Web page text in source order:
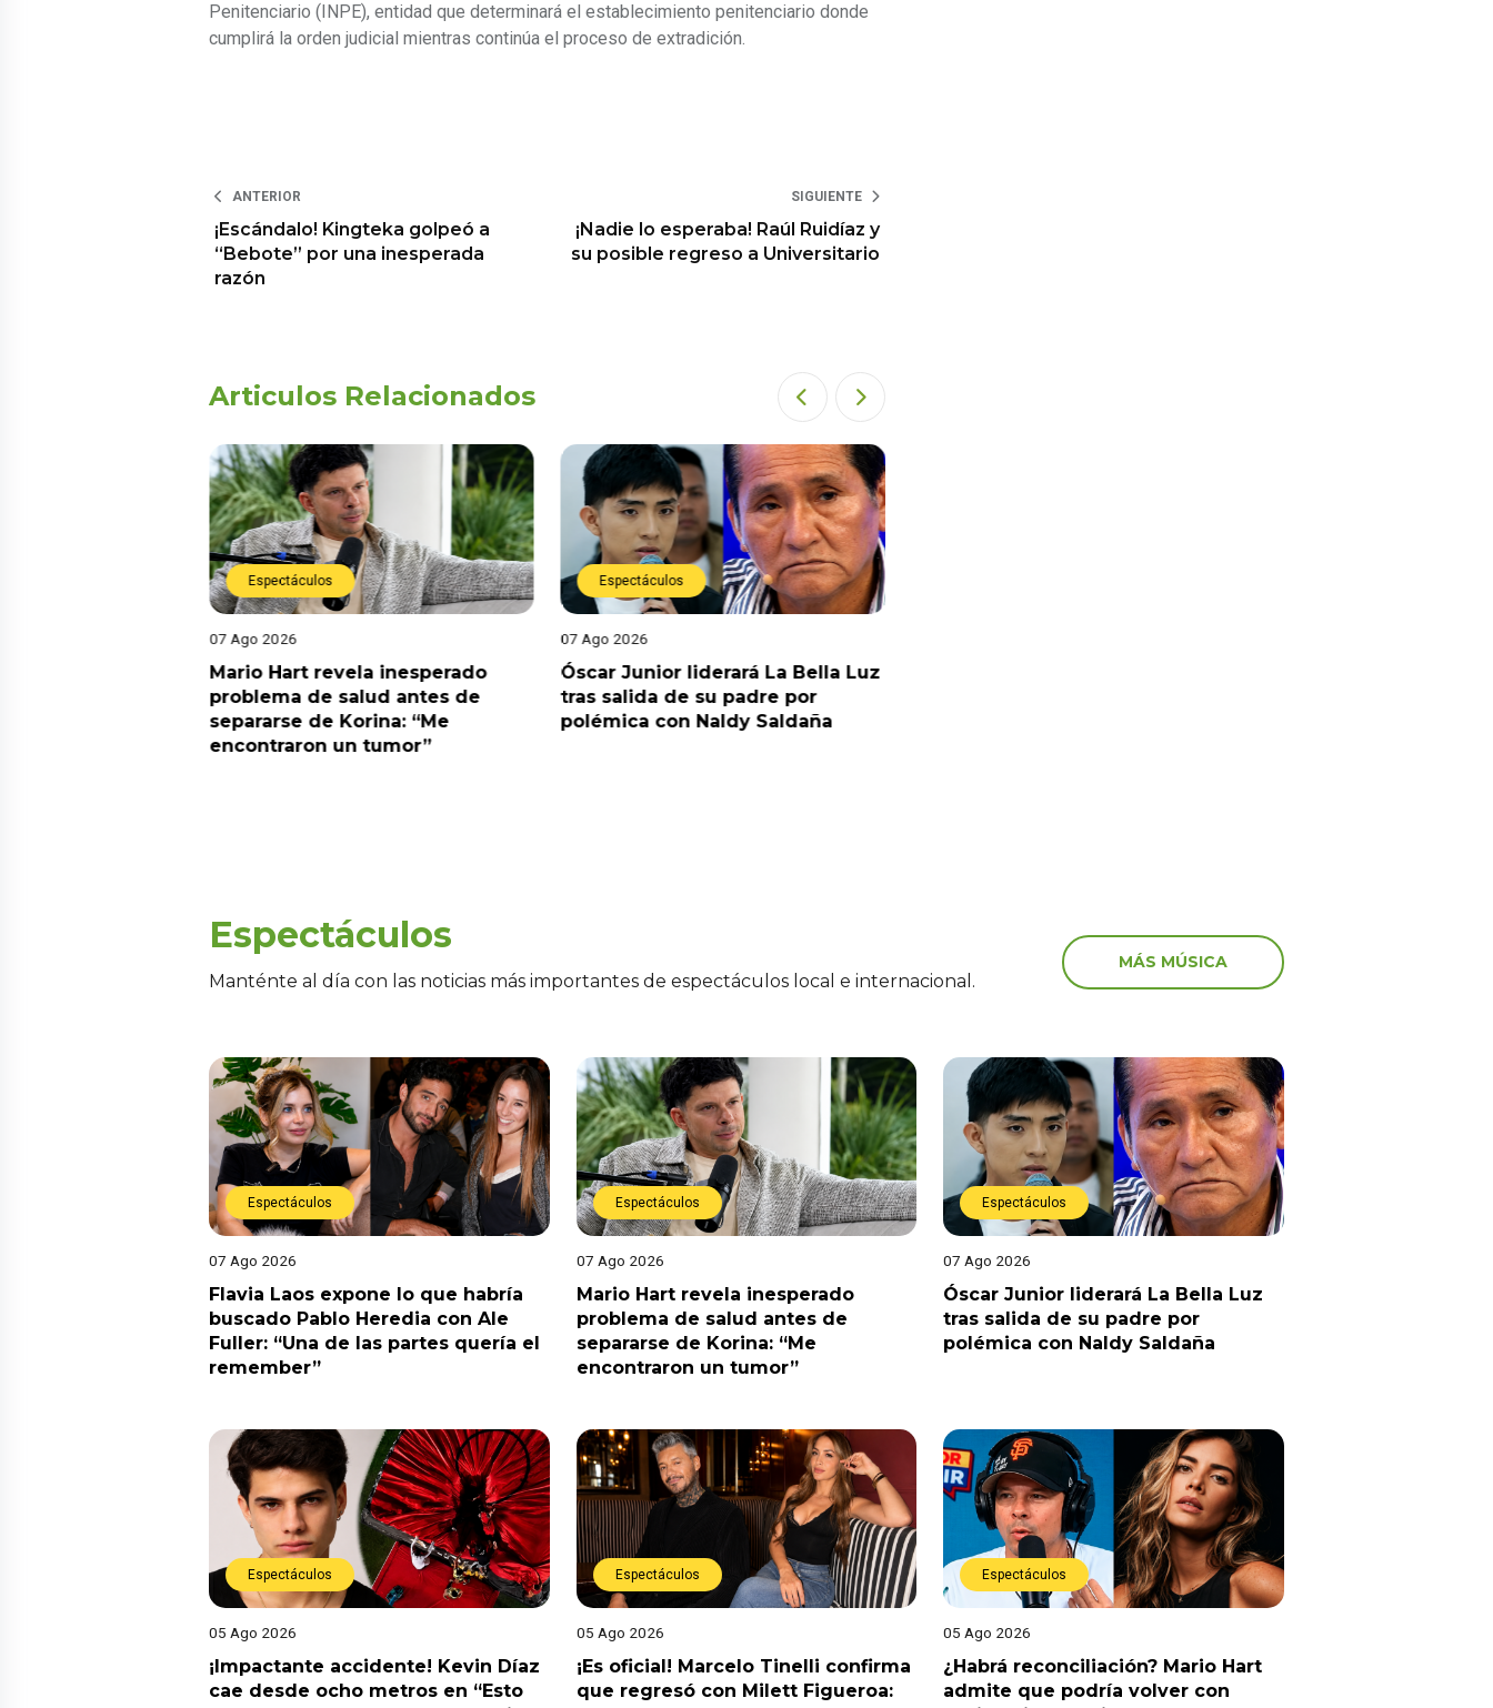
Penitenciario (INPE), entidad que determinará el establecimiento penitenciario donde
cumplirá la orden judicial mientras continúa el proceso de extradición.
ANTERIOR
¡Escándalo! Kingteka golpeó a
“Bebote” por una inesperada
razón
SIGUIENTE
¡Nadie lo esperaba! Raúl Ruidíaz y
su posible regreso a Universitario
Articulos Relacionados
Espectáculos
07 Ago 2026
Mario Hart revela inesperado
problema de salud antes de
separarse de Korina: “Me
encontraron un tumor”
Espectáculos
07 Ago 2026
Óscar Junior liderará La Bella Luz
tras salida de su padre por
polémica con Naldy Saldaña
Espectáculos
Manténte al día con las noticias más importantes de espectáculos local e internacional.
MÁS MÚSICA
Espectáculos
07 Ago 2026
Flavia Laos expone lo que habría
buscado Pablo Heredia con Ale
Fuller: “Una de las partes quería el
remember”
Espectáculos
07 Ago 2026
Mario Hart revela inesperado
problema de salud antes de
separarse de Korina: “Me
encontraron un tumor”
Espectáculos
07 Ago 2026
Óscar Junior liderará La Bella Luz
tras salida de su padre por
polémica con Naldy Saldaña
Espectáculos
05 Ago 2026
¡Impactante accidente! Kevin Díaz
cae desde ocho metros en “Esto
Espectáculos
05 Ago 2026
¡Es oficial! Marcelo Tinelli confirma
que regresó con Milett Figueroa:
Espectáculos
05 Ago 2026
¿Habrá reconciliación? Mario Hart
admite que podría volver con